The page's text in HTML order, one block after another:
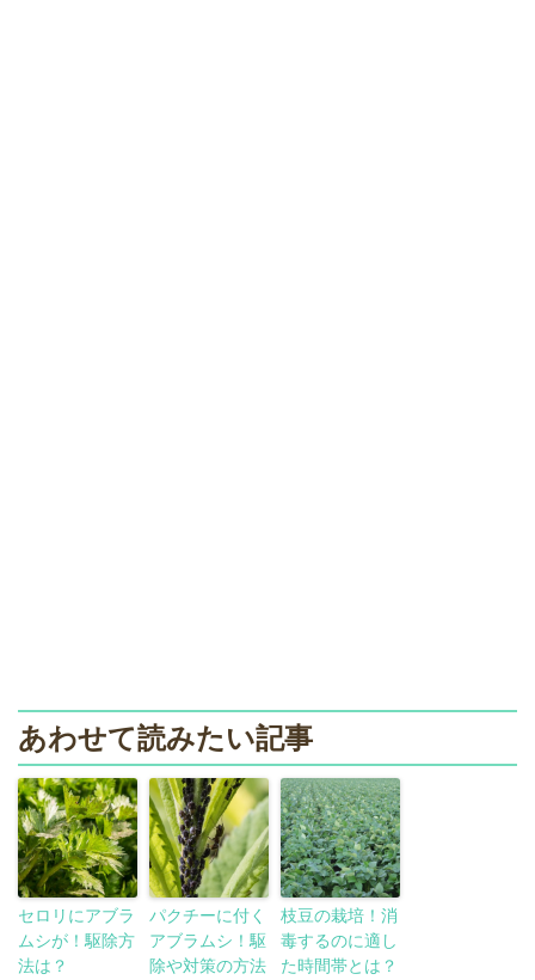
あわせて読みたい記事
セロリにアブラ
ムシが！駆除方
法は？
パクチーに付く
アブラムシ！駆
除や対策の方法
枝豆の栽培！消
毒するのに適し
た時間帯とは？